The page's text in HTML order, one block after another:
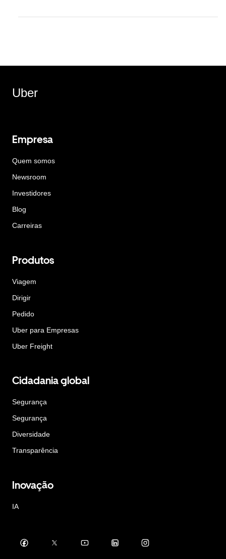
Uber
Empresa
Quem somos
Newsroom
Investidores
Blog
Carreiras
Produtos
Viagem
Dirigir
Pedido
Uber para Empresas
Uber Freight
Cidadania global
Segurança
Segurança
Diversidade
Transparência
Inovação
IA